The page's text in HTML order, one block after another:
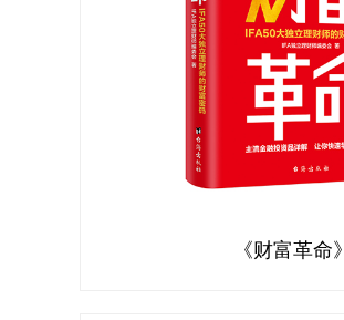
《财富革命》